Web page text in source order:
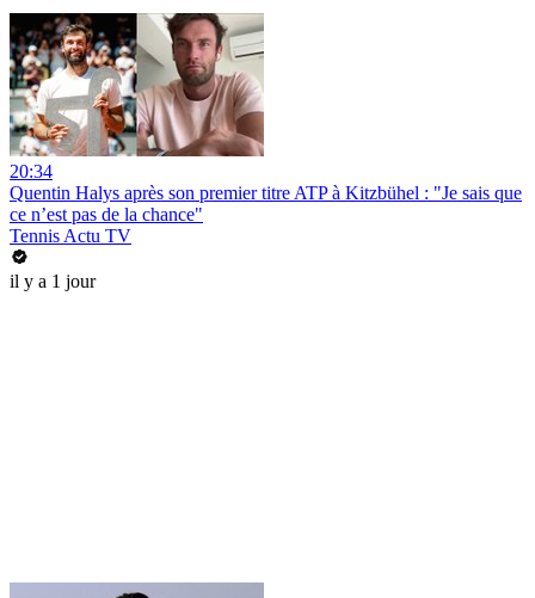
20:34
Quentin Halys après son premier titre ATP à Kitzbühel : "Je sais que
ce n’est pas de la chance"
Tennis Actu TV
il y a 1 jour